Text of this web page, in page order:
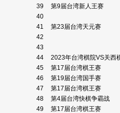
39
第9届台湾新人王赛
40
41
第23届台湾天元赛
42
43
44
2023年台湾棋院VS关西
45
第17届台湾棋王赛
46
第19届台湾国手赛
47
第17届台湾棋王赛
48
第4届台湾快棋争霸战
49
第17届台湾棋王赛